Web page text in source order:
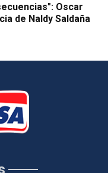
Oscar
de Naldy Saldaña